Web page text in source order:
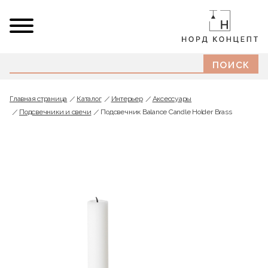
Главная страница Каталог Интерьер
Аксессуары
Подсвечники и свечи
Подсвечник Balance Candle Holder Brass